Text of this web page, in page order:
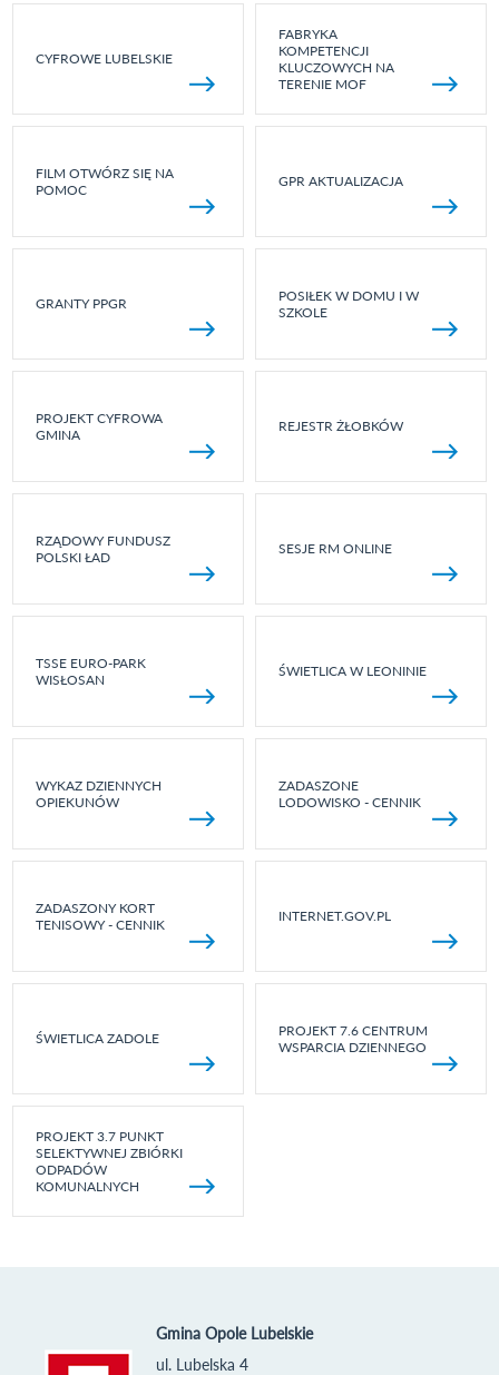
CYFROWE LUBELSKIE
FABRYKA
KOMPETENCJI
KLUCZOWYCH NA
TERENIE MOF
FILM OTWÓRZ SIĘ NA
POMOC
GPR AKTUALIZACJA
GRANTY PPGR
POSIŁEK W DOMU I W
SZKOLE
PROJEKT CYFROWA
GMINA
REJESTR ŻŁOBKÓW
RZĄDOWY FUNDUSZ
POLSKI ŁAD
SESJE RM ONLINE
TSSE EURO-PARK
WISŁOSAN
ŚWIETLICA W LEONINIE
WYKAZ DZIENNYCH
OPIEKUNÓW
ZADASZONE
LODOWISKO - CENNIK
ZADASZONY KORT
TENISOWY - CENNIK
INTERNET.GOV.PL
ŚWIETLICA ZADOLE
PROJEKT 7.6 CENTRUM
WSPARCIA DZIENNEGO
PROJEKT 3.7 PUNKT
SELEKTYWNEJ ZBIÓRKI
ODPADÓW
KOMUNALNYCH
Gmina Opole Lubelskie
ul. Lubelska 4